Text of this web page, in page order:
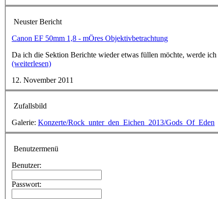
Neuster Bericht
Canon EF 50mm 1,8 - mÖres Objektivbetrachtung
Da ich die Sektion Berichte wieder etwas füllen möchte, werde
(weiterlesen)
12. November 2011
Zufallsbild
Galerie: Konzerte/Rock_unter_den_Eichen_2013/Gods_Of_Eden
Benutzermenü
Benutzer:
Passwort: